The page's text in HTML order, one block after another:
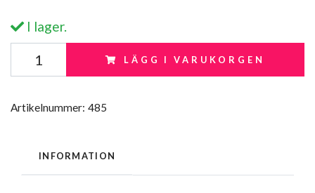
I lager.
LÄGG I VARUKORGEN
Artikelnummer: 485
INFORMATION